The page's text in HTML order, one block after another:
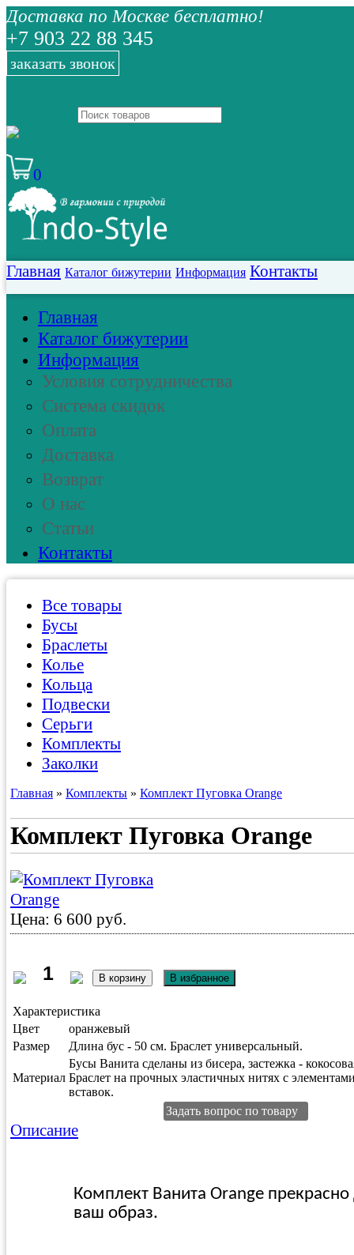
Доставка по Москве бесплатно!
+7 903 22 88 345
заказать звонок
0
Главная Каталог бижутерии Информация Контакты
Главная
Каталог бижутерии
Информация
Условия сотрудничества
Система скидок
Оплата
Доставка
Возврат
О нас
Статьи
Контакты
Все товары
Бусы
Браслеты
Колье
Кольца
Подвески
Серьги
Комплекты
Заколки
Главная » Комплекты » Комплект Пуговка Orange
Комплект Пуговка Orange
Цена: 6 600 руб.
Характеристика
Цвет
оранжевый
Размер
Длина бус - 50 см. Браслет универсальный.
Материал
Бусы Ванита сделаны из бисера, застежка -
Браслет на прочных эластичных нитях с
вставок.
Задать вопрос по товару
Описание
Комплект Ванита Orange
ваш образ.